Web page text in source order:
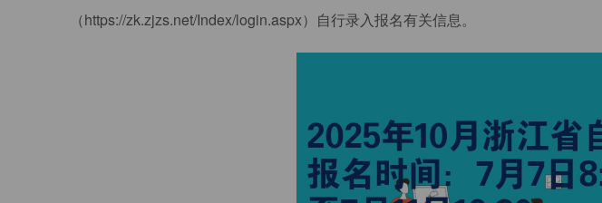
（https://zk.zjzs.net/Index/login.aspx）自行录入报名有关信息。